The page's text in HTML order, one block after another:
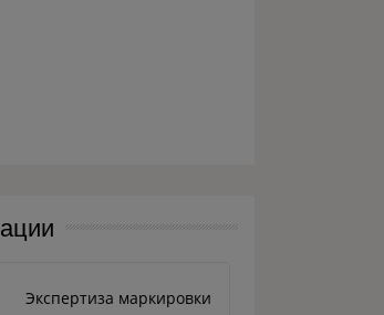
Экспертиза маркировки